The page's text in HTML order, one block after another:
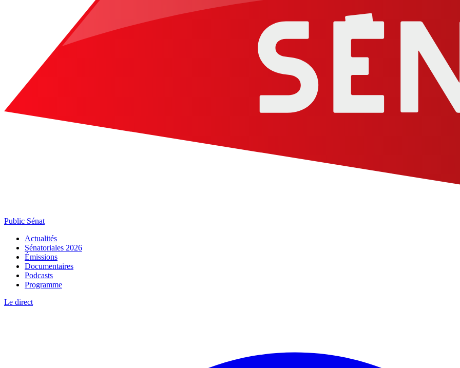
Public Sénat
Actualités
Sénatoriales 2026
Émissions
Documentaires
Podcasts
Programme
Le direct